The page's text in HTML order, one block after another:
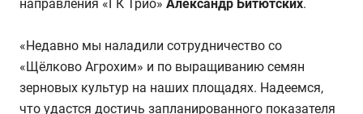
направления «ГК Трио» Александр Битютских.
«Недавно мы наладили сотрудничество со
«Щёлково Агрохим» и по выращиванию семян
зерновых культур на наших площадях. Надеемся,
что удастся достичь запланированного показателя